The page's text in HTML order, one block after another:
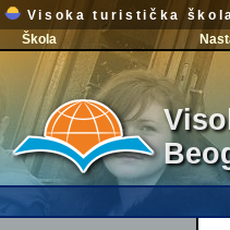
Visoka turistička
Škola